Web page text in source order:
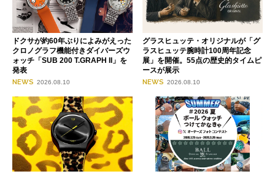
ドクサが約60年ぶりによみがえった
クロノグラフ機能付きダイバーズウ
ォッチ「SUB 200 T.GRAPH II」を
発表
NEWS 2026.08.10
グラスヒュッテ・オリジナルが「グ
ラスヒュッテ腕時計100周年記念
展」を開催。55点の歴史的タイムピ
ースが展示
NEWS 2026.08.10